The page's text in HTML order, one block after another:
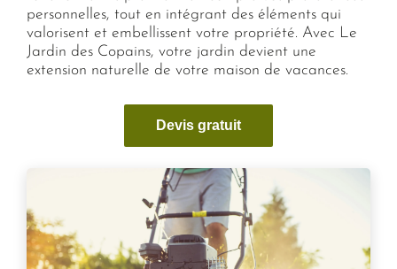
personnelles, tout en intégrant des éléments qui
valorisent et embellissent votre propriété. Avec Le
Jardin des Copains, votre jardin devient une
extension naturelle de votre maison de vacances.
Devis gratuit